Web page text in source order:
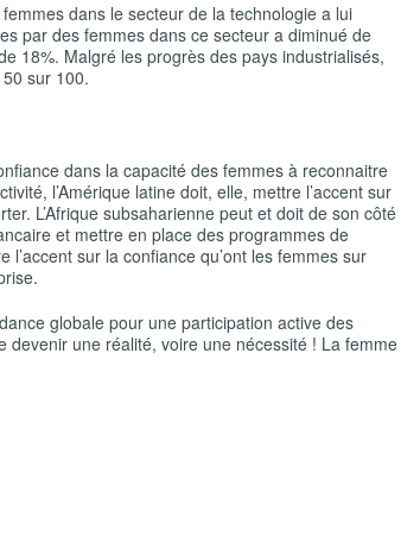
dans le secteur de la technologie a lui
par des femmes dans ce secteur a diminué de
18%. Malgré les progrès des pays industrialisés,
sur 100.
dans la capacité des femmes à reconnaitre
l’Amérique latine doit, elle, mettre l’accent sur
L’Afrique subsaharienne peut et doit de son côté
et mettre en place des programmes de
l’accent sur la confiance qu’ont les femmes sur
globale pour une participation active des
une réalité, voire une nécessité ! La femme